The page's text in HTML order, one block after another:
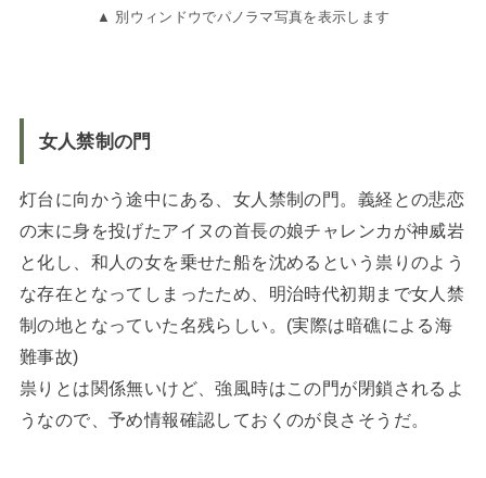
▲ 別ウィンドウでパノラマ写真を表示します
女人禁制の門
灯台に向かう途中にある、女人禁制の門。義経との悲恋
の末に身を投げたアイヌの首長の娘チャレンカが神威岩
と化し、和人の女を乗せた船を沈めるという祟りのよう
な存在となってしまったため、明治時代初期まで女人禁
制の地となっていた名残らしい。(実際は暗礁による海
難事故)
祟りとは関係無いけど、強風時はこの門が閉鎖されるよ
うなので、予め情報確認しておくのが良さそうだ。